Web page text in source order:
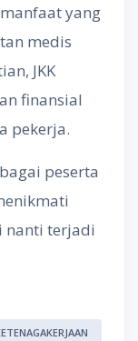
yang
medis
JKK
finansial
pekerja.
peserta
nanti terjadi